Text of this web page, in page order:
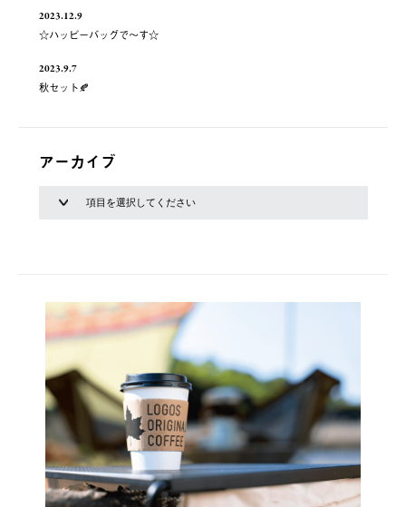
2023.12.9
☆ハッピーバッグで～す☆
2023.9.7
秋セット🍂
アーカイブ